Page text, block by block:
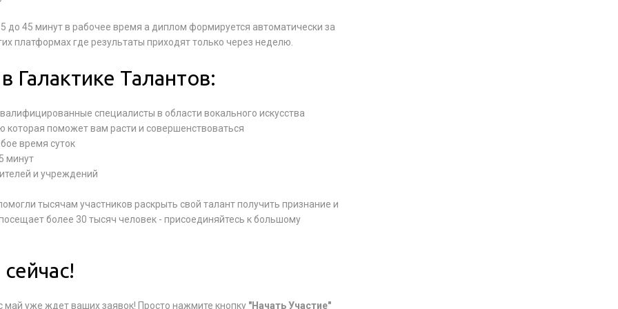
до 45 минут в рабочее время а диплом формируется автоматически за
платформах где результаты приходят только через неделю.
Галактике Талантов:
специалисты в области вокального искусства
которая поможет вам расти и совершенствоваться
время суток
минут
и учреждений
тысячам участников раскрыть свой талант получить признание и
более 30 тысяч человек - присоединяйтесь к большому
уже ждет ваших заявок! Просто нажмите кнопку "Начать Участие"